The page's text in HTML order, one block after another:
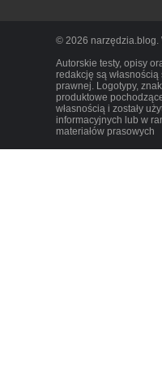
© 2026 narzędzia.blog.
Autorskie testy, opisy
redakcję są
prawnej. Logotypy,
produktowe
własnością i zostały
informacyjnych lub w
materiałów prasowych